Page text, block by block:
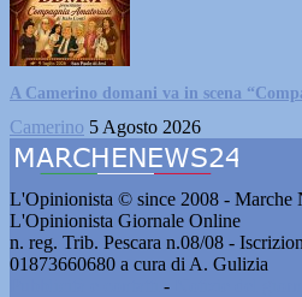
A Camerino domani va in scena
Camerino 5 Agosto 2026
L'Opinionista © since 2008 - Marche
L'Opinionista Giornale Online
n. reg. Trib. Pescara n.08/08 -
01873660680 a cura di A. Gulizia
-